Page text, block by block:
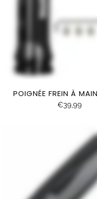
POIGNÉE FREIN À
€39,99